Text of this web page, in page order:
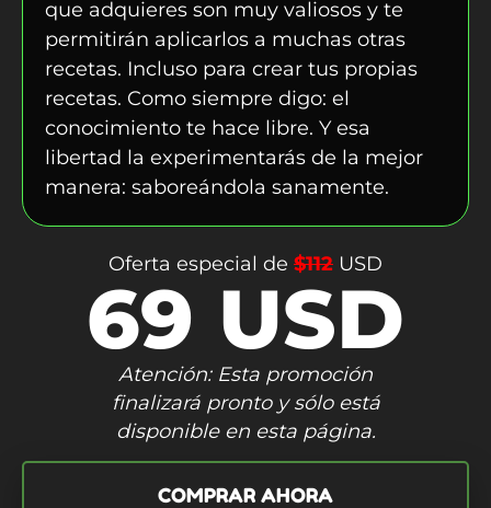
que adquieres son muy valiosos y te
permitirán aplicarlos a muchas otras
recetas. Incluso para crear tus propias
recetas. Como siempre digo: el
conocimiento te hace libre. Y esa
libertad la experimentarás de la mejor
manera: saboreándola sanamente.
Oferta especial de $112 USD
69 USD
Atención: Esta promoción
finalizará pronto y sólo está
disponible en esta página.
COMPRAR AHORA